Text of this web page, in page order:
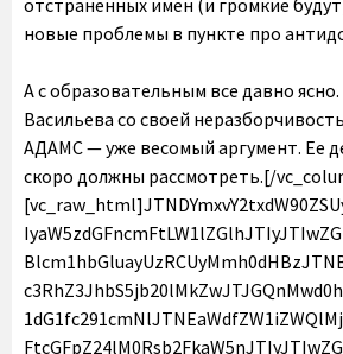
отстраненных имен (и громкие
новые проблемы в пункте про
А с образовательным все давно ясно. Маргарита Васильева со своей неразборчивостью в системе АДАМС — уже весомый аргумент. Ее дело, кстати, тоже скоро должны рассмотреть.[/